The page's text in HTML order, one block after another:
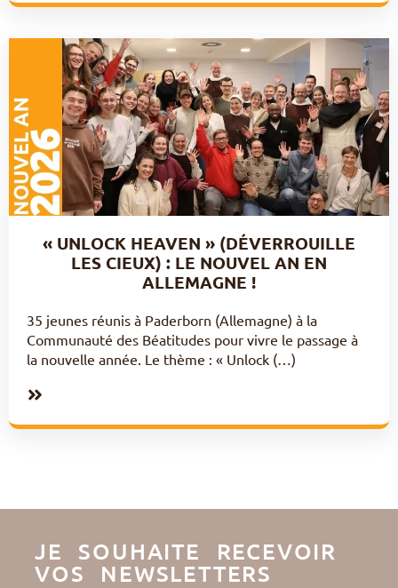
« UNLOCK HEAVEN » (DÉVERROUILLE
LES CIEUX) : LE NOUVEL AN EN
ALLEMAGNE !
35 jeunes réunis à Paderborn (Allemagne) à la
Communauté des Béatitudes pour vivre le passage à
la nouvelle année. Le thème : « Unlock (…)
JE SOUHAITE RECEVOIR
VOS NEWSLETTERS